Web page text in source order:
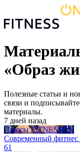
«Образ
Полезные статьи и
связи и
материалы.
7 дней назад
Плюсы FITNESSON
Современный
61